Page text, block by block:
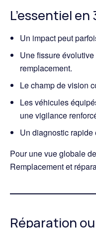
L’essentiel
Un impact peut
Une fissure
remplacement.
Le champ de vision
Les véhicules
une vigilance
Un diagnostic
Pour une vue globale
Remplacement et
Réparation